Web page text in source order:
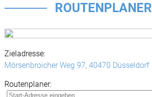
ROUTENPLANER
Zieladresse:
Mörsenbroicher Weg 97, 40470 Düsseldorf
Routenplaner: